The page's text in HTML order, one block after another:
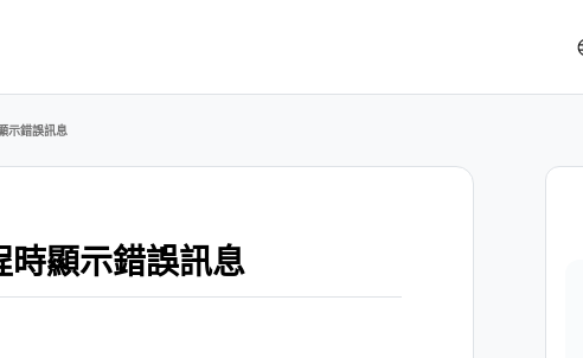
示錯誤訊息
顯示錯誤訊息